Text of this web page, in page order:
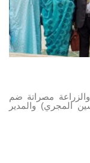
مصراتة ضم
المجري) والمدير